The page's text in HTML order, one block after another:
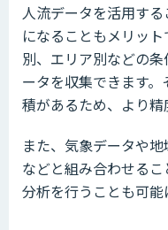
人流データを活用す
になることもメリッ
別、エリア別などの
ータを収集できます
積があるため、より精
また、気象データや
などと組み合わせる
分析を行うことも可能